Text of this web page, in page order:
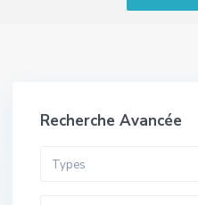
Recherche Avancée
Types